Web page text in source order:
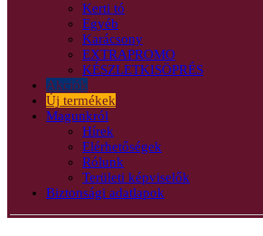
Kerti tó
Egyéb
Karácsony
EXTRAPROMO
KÉSZLETKISÖPRÉS
Akciók
Új termékek
Magunkról
Hírek
Elérhetőségek
Rólunk
Területi képviselők
Biztonsági adatlapok